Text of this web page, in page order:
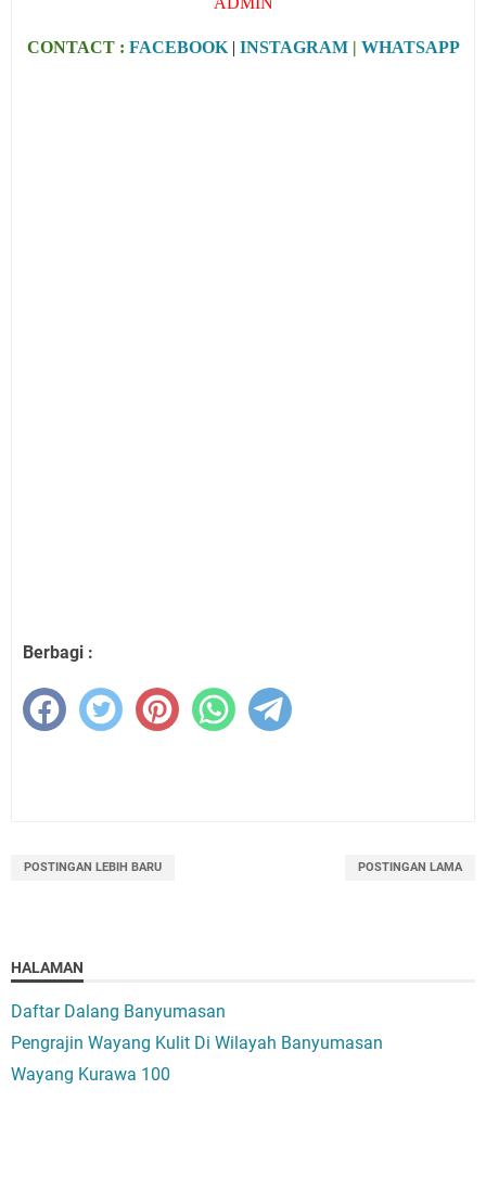
CONTACT : FACEBOOK| INSTAGRAM| WHATSAPP
Berbagi :
POSTINGAN LEBIH BARU POSTINGAN LAMA
HALAMAN
Daftar Dalang Banyumasan
Pengrajin Wayang Kulit Di Wilayah Banyumasan
Wayang Kurawa 100